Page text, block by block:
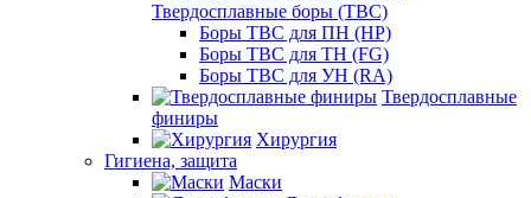
Твердосплавные боры (ТВС)
Боры ТВС для ПН (HP)
Боры ТВС для ТН (FG)
Боры ТВС для УН (RA)
Твердосплавные
финиры
Хирургия
Гигиена, защита
Маски